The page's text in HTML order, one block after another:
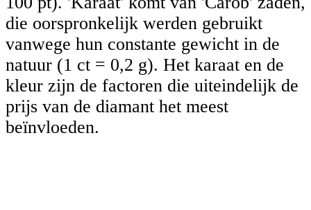
die oorspronkelijk werden gebruikt
vanwege hun constante gewicht in de
natuur (1 ct = 0,2 g). Het karaat en de
kleur zijn de factoren die uiteindelijk de
prijs van de diamant het meest
beïnvloeden.